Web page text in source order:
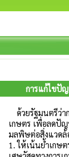
การแก้ไขปัญ
ด้วยรัฐมนตรีว่า
เกษตร เพื่อลดปั
มลพิษต่อสิ่งแวด
1. ให้เน้นย้ำเกษ